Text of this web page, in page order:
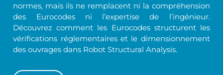
normes, mais ils ne remplacent ni la compréhension
des Eurocodes ni l’expertise de l’ingénieur.
Découvrez comment les Eurocodes structurent les
vérifications réglementaires et le dimensionnement
des ouvrages dans Robot Structural Analysis.